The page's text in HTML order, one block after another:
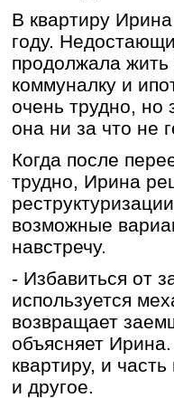
В квартиру
году.
продолжала жить
коммуналку и
очень трудно, но
она ни за что не
Когда после
трудно, Ирина
возможные
навстречу.
- Избавиться от
используется
возвращает
объясняет
квартиру, и
и другое.